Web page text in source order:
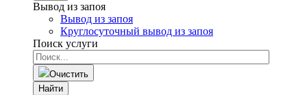
Вывод из запоя
Вывод из запоя
Круглосуточный вывод из запоя
Поиск услуги
Очистить
Найти